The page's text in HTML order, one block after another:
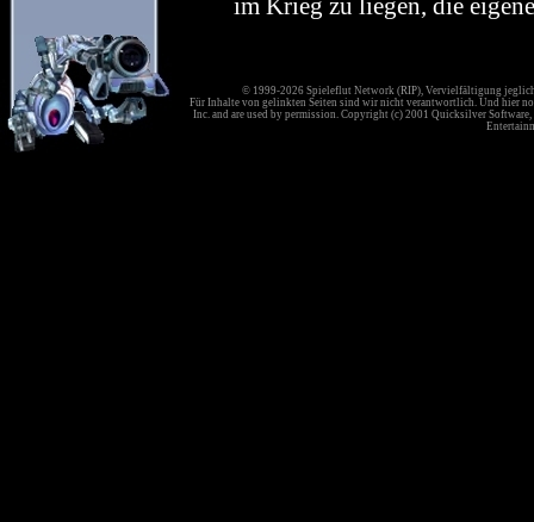
im Krieg zu liegen, die
© 1999-2026 Spieleflut Network (RIP), Vervielfältigung
Für Inhalte von gelinkten Seiten sind wir nicht verantwortlich. Und hier
Inc. and are used by permission. Copyright (c) 2001 Quicksilver